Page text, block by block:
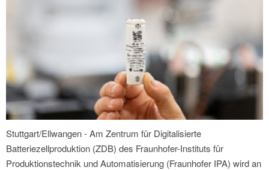
Stuttgart/Ellwangen - Am Zentrum für Digitalisierte
Batteriezellproduktion (ZDB) des Fraunhofer-Instituts für
Produktionstechnik und Automatisierung (Fraunhofer IPA) wird an